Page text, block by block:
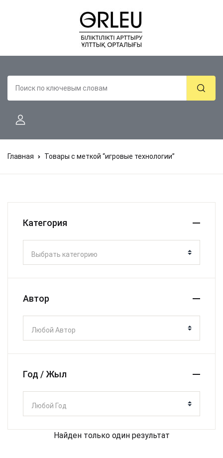
Главная Товары с меткой “игровые технологии”
Найден только один результат
Категория
Выбрать категорию
Автор
Любой Автор
Год / Жыл
Любой Год